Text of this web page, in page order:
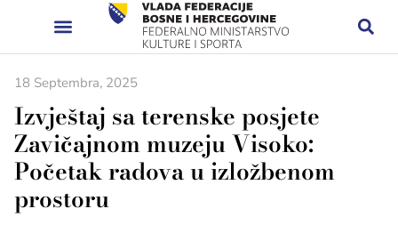
18 Septembra, 2025
Izvještaj sa terenske posjete
Zavičajnom muzeju Visoko:
Početak radova u izložbenom
prostoru